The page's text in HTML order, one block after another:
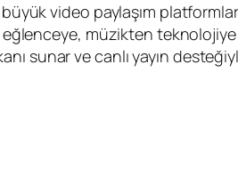
video paylaşım
müzikten
sunar ve canlı yayın